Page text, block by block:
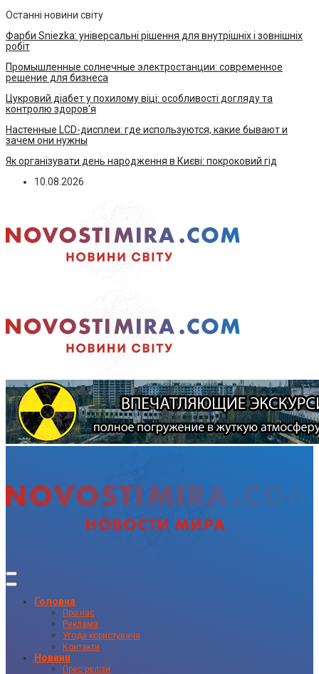
Останні новини світу
Фарби Sniezka: універсальні рішення для внутрішніх і зовнішніх
робіт
Промышленные солнечные электростанции: современное
решение для бизнеса
Цукровий діабет у похилому віці: особливості догляду та
контролю здоров’я
Настенные LCD-дисплеи: где используются, какие бывают и
зачем они нужны
Як організувати день народження в Києві: покроковий гід
10.08.2026
Головна
Про нас
Реклама
Угода користувача
Контакти
Новини
Прес-релізи